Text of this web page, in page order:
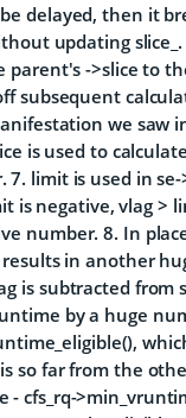
delayed, then it
updating
parent's ->slice to
subsequent
we saw
is used to
limit is used in se-
is negative, vlag >
number. 8. In
in another
is subtracted from
by a huge
so far from the
cfs_rq-